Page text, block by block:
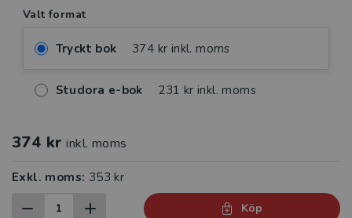
Valt format
Tryckt bok 374 kr inkl. moms
Studora e-bok 231 kr inkl. moms
374 kr inkl. moms
Exkl. moms: 353 kr
Köp